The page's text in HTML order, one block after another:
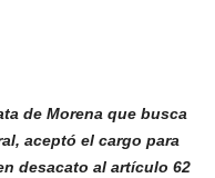
de Morena que busca
aceptó el cargo para
desacato al artículo 62